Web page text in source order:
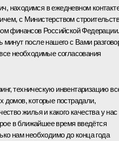
находимся в ежедневном
с Министерством
финансов Российской Федерации.
минут после нашего с Вами
необходимые согласования
техническую инвентаризацию
домов, которые пострадали,
жилья и какого качества у нас
в ближайшее время введётся
нам необходимо до конца года